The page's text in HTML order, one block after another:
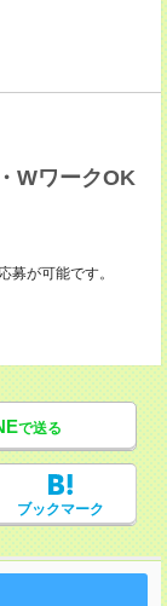
WワークOK
募が可能です。
で送る
ブックマーク